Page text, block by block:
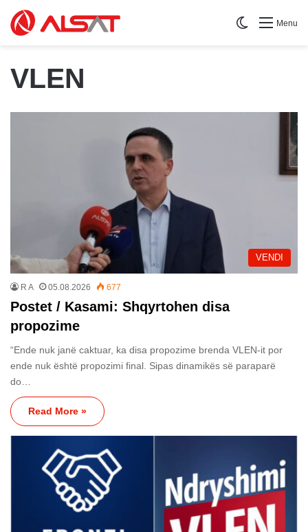
Menu
Switch skin
VLEN
VENDI
R A 05.08.2026 677
Postet / Kasami: Shqyrtohen disa
propozime
“Ende nuk janë caktuar, ka disa propozime brenda VLEN-it por
ende nuk është propozimi final. Sipas dinamikës së paraparë
do…
Read More »